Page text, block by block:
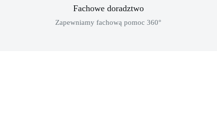
Fachowe doradztwo
Zapewniamy fachową pomoc 360°